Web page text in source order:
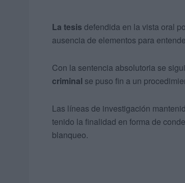
La tesis defendida en la vista oral
ausencia de elementos para
Con la sentencia absolutoria se
criminal se puso fin a un
Las líneas de investigación
tenido la finalidad en forma de
blanqueo.